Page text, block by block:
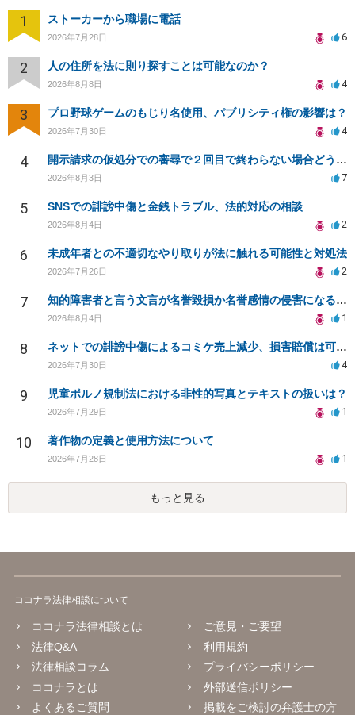
1 ストーカーから職場に電話
2026年7月28日 6
2 人の住所を法に則り探すことは可能なのか？
2026年8月8日 4
3 プロ野球ゲームのもじり名使用、パブリシティ権の影響は？
2026年7月30日 4
4 開示請求の仮処分での審尋で２回目で終わらない場合どうしたらいいですか
2026年8月3日 7
5 SNSでの誹謗中傷と金銭トラブル、法的対応の相談
2026年8月4日 2
6 未成年者との不適切なやり取りが法に触れる可能性と対処法
2026年7月26日 2
7 知的障害者と言う文言が名誉毀損か名誉感情の侵害になるか教えてほしい。
2026年8月4日 1
8 ネットでの誹謗中傷によるコミケ売上減少、損害賠償は可能か？
2026年7月30日 4
9 児童ポルノ規制法における非性的写真とテキストの扱いは？
2026年7月29日 1
10 著作物の定義と使用方法について
2026年7月28日 1
もっと見る
ココナラ法律相談について
ココナラ法律相談とは
法律Q&A
法律相談コラム
ココナラとは
よくあるご質問
ご意見・ご要望
利用規約
プライバシーポリシー
外部送信ポリシー
掲載をご検討の弁護士の方